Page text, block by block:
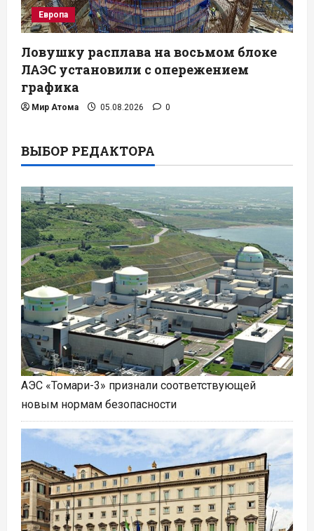
Европа
Ловушку расплава на восьмом блоке
ЛАЭС установили с опережением
графика
Мир Атома 05.08.2026 0
ВЫБОР РЕДАКТОРА
АЭС «Томари-3» признали соответствующей
новым нормам безопасности